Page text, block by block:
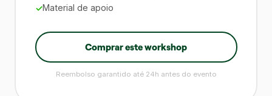
Material de apoio
Comprar este workshop
Reembolso garantido até 24h antes do evento